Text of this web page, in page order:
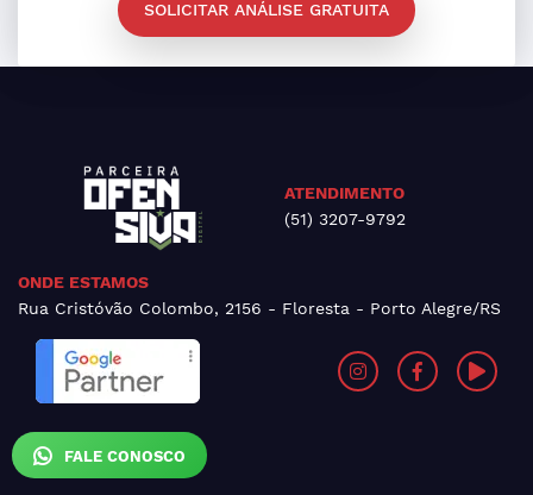
FALE CONOSCO
SOLICITAR ANÁLISE GRATUITA
ATENDIMENTO
(51) 3207-9792
ONDE ESTAMOS
Rua Cristóvão Colombo, 2156 - Floresta - Porto Alegre/RS